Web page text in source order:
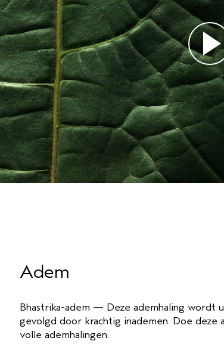
Adem
Bhastrika-adem — Deze ademhaling wordt
gevolgd door krachtig inademen. Doe deze
volle ademhalingen.